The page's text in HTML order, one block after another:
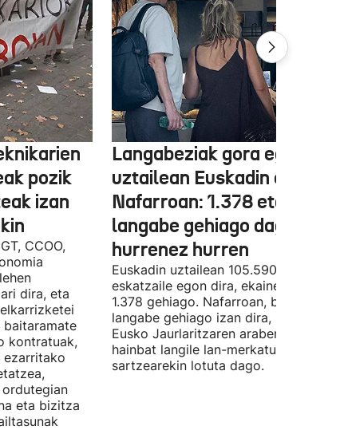
pozik
izan
CCOO,
dira, eta
kontratuak,
ezarritako
eta bizitza
Langabeziak gora egin du
uztailean Euskadin eta
Nafarroan: 1.378 eta 534
langabe gehiago dago,
hurrenez hurren
Euskadin uztailean 105.590 enplegu-
eskatzaile egon dira, ekainean baino
1.378 gehiago. Nafarroan, berriz, 534
langabe gehiago izan dira, 28.843.
Eusko Jaurlaritzaren arabera, datu
hainbat langile lan-merkatuan
sartzearekin lotuta dago.